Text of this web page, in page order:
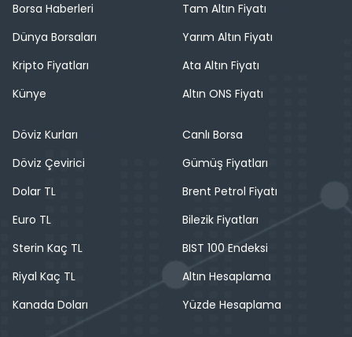
Borsa Haberleri
Dünya Borsaları
Kripto Fiyatları
Künye
Tam Altın Fiyatı
Yarım Altın Fiyatı
Ata Altın Fiyatı
Altın ONS Fiyatı
Döviz Kurları
Döviz Çevirici
Dolar TL
Euro TL
Sterin Kaç TL
Riyal Kaç TL
Kanada Doları
Canlı Borsa
Gümüş Fiyatları
Brent Petrol Fiyatı
Bilezik Fiyatları
BIST 100 Endeksi
Altın Hesaplama
Yüzde Hesaplama